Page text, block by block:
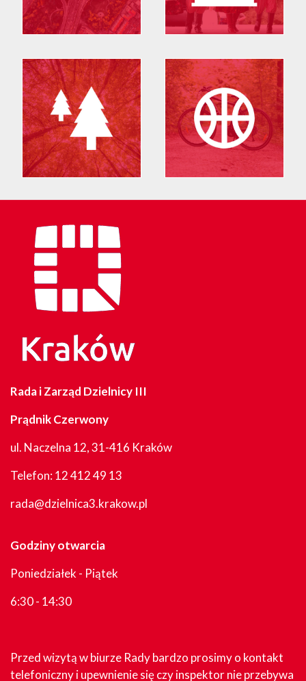
Rada i Zarząd Dzielnicy III
Prądnik Czerwony
ul. Naczelna 12, 31-416 Kraków
Telefon:12 412 49 13
rada@dzielnica3.krakow.pl
Godziny otwarcia
Poniedziałek - Piątek
6:30 - 14:30
Przed wizytą w biurze Rady bardzo prosimy o kontakt
telefoniczny i upewnienie się czy inspektor nie przebywa